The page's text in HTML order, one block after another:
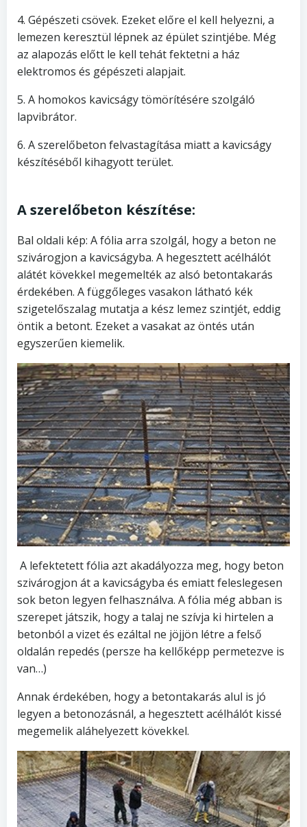
4. Gépészeti csövek. Ezeket előre el kell helyezni, a
lemezen keresztül lépnek az épület szintjébe. Még
az alapozás előtt le kell tehát fektetni a ház
elektromos és gépészeti alapjait.
5. A homokos kavicságy tömörítésére szolgáló
lapvibrátor.
6. A szerelőbeton felvastagítása miatt a kavicságy
készítéséből kihagyott terület.
A szerelőbeton készítése:
Bal oldali kép: A fólia arra szolgál, hogy a beton ne
szivárogjon a kavicságyba. A hegesztett acélhálót
alátét kövekkel megemelték az alsó betontakarás
érdekében. A függőleges vasakon látható kék
szigetelőszalag mutatja a kész lemez szintjét, eddig
öntik a betont. Ezeket a vasakat az öntés után
egyszerűen kiemelik.
A lefektetett fólia azt akadályozza meg, hogy beton
szivárogjon át a kavicságyba és emiatt feleslegesen
sok beton legyen felhasználva. A fólia még abban is
szerepet játszik, hogy a talaj ne szívja ki hirtelen a
betonból a vizet és ezáltal ne jöjjön létre a felső
oldalán repedés (persze ha kellőképp permetezve is
van…)
Annak érdekében, hogy a betontakarás alul is jó
legyen a betonozásnál, a hegesztett acélhálót kissé
megemelik aláhelyezett kövekkel.